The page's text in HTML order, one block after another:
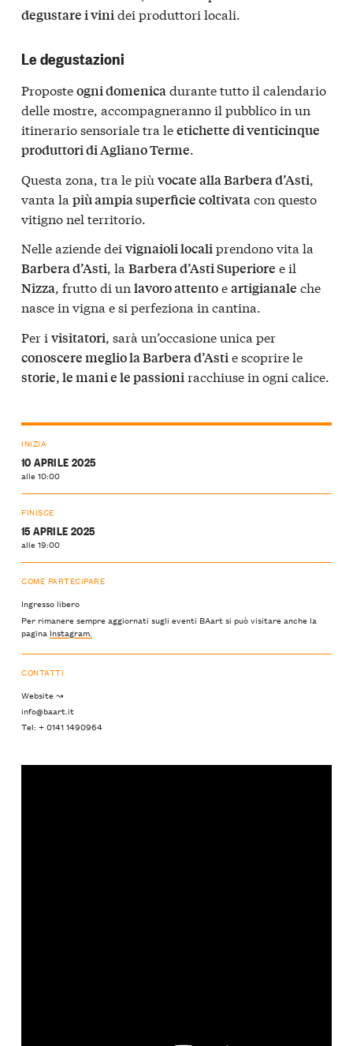
degustare i vinidei produttori locali.
Le degustazioni
Proposteogni domenicadurante tutto il calendario
delle mostre, accompagneranno il pubblico in un
itinerario sensoriale tra leetichette di venticinque
produttori di Agliano Terme.
Questa zona, tra le più vocate alla Barbera d’Asti,
vanta la più ampia superficie coltivatacon questo
vitigno nel territorio.
Nelle aziende dei vignaioli localiprendono vita la
Barbera d’Asti, la Barbera d’Asti Superiore e il
Nizza, frutto di un lavoro attentoeartigianale che
nasce in vigna e si perfeziona in cantina.
Per i visitatori, sarà un’occasione unica per
conoscere meglio la Barbera d’Astie scoprire le
storie, le mani e le passioniracchiuse in ogni calice.
INIZIA
10 APRILE 2025
alle 10:00
FINISCE
15 APRILE 2025
alle 19:00
COME PARTECIPARE
Ingresso libero
Per rimanere sempre aggiornati sugli eventi BAart si può visitare anche la
pagina Instagram.
CONTATTI
Website ↝
info@baart.it
Tel: + 0141 1490964